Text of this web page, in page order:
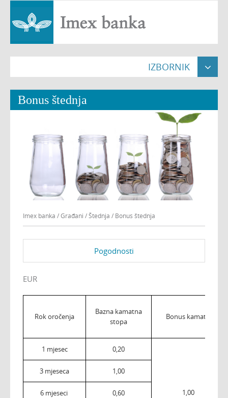
IZBORNIK 
Naslovna
Građani 
Poslovnice
O nama
Nekretnine
Bonus štednja
Imex banka /Građani /Štednja / Bonus štednja
Pogodnosti
EUR
Rok oročenja
Bazna kamatna
stopa
Bonus kamata
1 mjesec 0,20
3 mjeseca 1,00
6 mjeseci 0,60 1,00